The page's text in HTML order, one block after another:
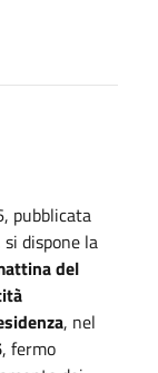
pubblicata
dispone la
del
, nel
, fermo